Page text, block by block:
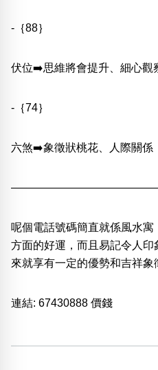
-｛88｝
伏位➡️思維將會提升、細心觀
-｛74｝
六煞➡️象徵狀桃花、人際關係
呢個電話號碼簡直就係風水
方面的好運，而且易記令人
來就享有一定的優勢和吉祥
連結: 67430888 價錢